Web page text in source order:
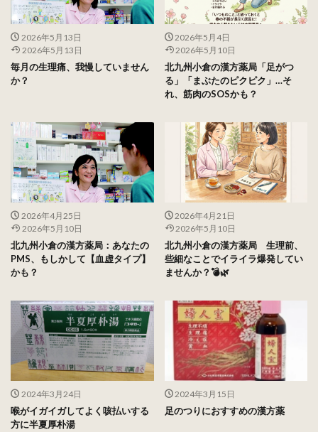
2026年5月13日
2026年5月13日
毎月の生理痛、我慢していません
か？
2026年5月4日
2026年5月10日
北九州小倉の漢方薬局「足がつ
る」「まぶたのピクピク」…そ
れ、筋肉のSOSかも？
2026年4月25日
2026年5月10日
北九州小倉の漢方薬局：あなたの
PMS、もしかして【血虚タイプ】
かも？
2026年4月21日
2026年5月10日
北九州小倉の漢方薬局 生理前、
些細なことでイライラ爆発してい
ませんか？💣🌿
2024年3月24日
喉がイガイガしてよく咳払いする
方に半夏厚朴湯
2024年3月15日
足のつりにおすすめの漢方薬